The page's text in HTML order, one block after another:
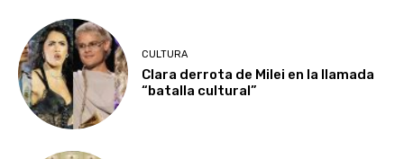
CULTURA
Clara derrota de Milei en la llamada
“batalla cultural”